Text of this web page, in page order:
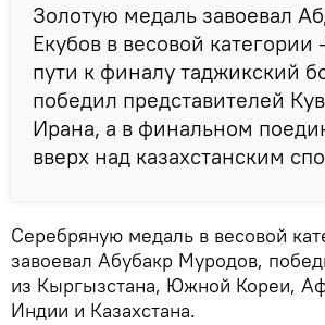
Золотую медаль завоевал
Екубов в весовой категории
пути к финалу таджикский
победил представителей
Ирана, а в финальном
вверх над казахстанским
Серебряную медаль в весовой
завоевал Абубакр Муродов,
из Кыргызстана, Южной Кореи,
Индии и Казахстана.